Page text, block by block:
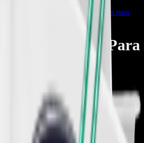
Repuestos para
De Cajón Para
LG -
- REP-2362
Assembly para el modelo GC-
original OEM diseñado para conservar
óptimas. Fabricado en plástico